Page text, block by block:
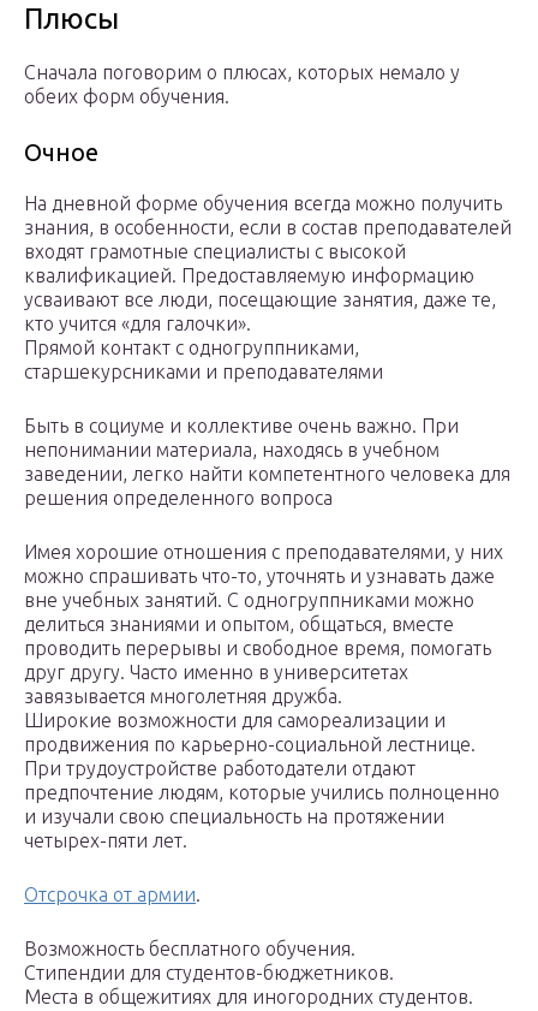
Плюсы
Сначала поговорим о плюсах, которых немало у
обеих форм обучения.
Очное
На дневной форме обучения всегда можно получить
знания, в особенности, если в состав преподавателей
входят грамотные специалисты с высокой
квалификацией. Предоставляемую информацию
усваивают все люди, посещающие занятия, даже те,
кто учится «для галочки».
Прямой контакт с одногруппниками,
старшекурсниками и преподавателями
Быть в социуме и коллективе очень важно. При
непонимании материала, находясь в учебном
заведении, легко найти компетентного человека для
решения определенного вопроса
Имея хорошие отношения с преподавателями, у них
можно спрашивать что-то, уточнять и узнавать даже
вне учебных занятий. С одногруппниками можно
делиться знаниями и опытом, общаться, вместе
проводить перерывы и свободное время, помогать
друг другу. Часто именно в университетах
завязывается многолетняя дружба.
Широкие возможности для самореализации и
продвижения по карьерно-социальной лестнице.
При трудоустройстве работодатели отдают
предпочтение людям, которые учились полноценно
и изучали свою специальность на протяжении
четырех-пяти лет.
Отсрочка от армии.
Возможность бесплатного обучения.
Стипендии для студентов-бюджетников.
Места в общежитиях для иногородних студентов.